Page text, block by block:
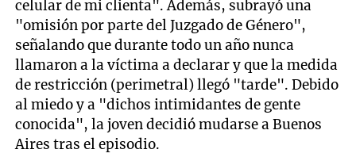
celular de mi clienta". Además, subrayó una
"omisión por parte del Juzgado de Género",
señalando que durante todo un año nunca
llamaron a la víctima a declarar y que la medida
de restricción (perimetral) llegó "tarde". Debido
al miedo y a "dichos intimidantes de gente
conocida", la joven decidió mudarse a Buenos
Aires tras el episodio.